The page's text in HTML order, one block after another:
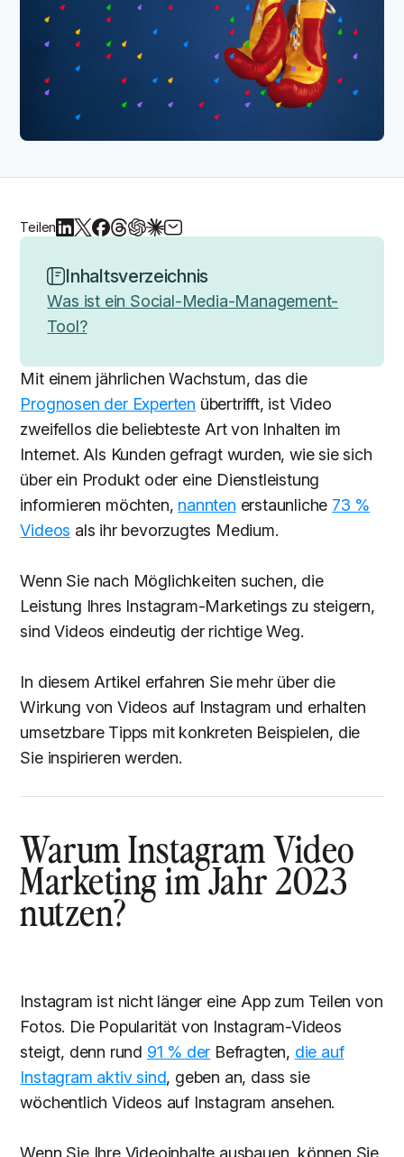
Teilen
Inhaltsverzeichnis
Was ist ein Social-Media-Management-
Tool?
Mit einem jährlichen Wachstum, das die
Prognosen der Experten übertrifft, ist Video
zweifellos die beliebteste Art von Inhalten im
Internet. Als Kunden gefragt wurden, wie sie sich
über ein Produkt oder eine Dienstleistung
informieren möchten, nannten erstaunliche 73 %
Videos als ihr bevorzugtes Medium.
Wenn Sie nach Möglichkeiten suchen, die
Leistung Ihres Instagram-Marketings zu steigern,
sind Videos eindeutig der richtige Weg.
In diesem Artikel erfahren Sie mehr über die
Wirkung von Videos auf Instagram und erhalten
umsetzbare Tipps mit konkreten Beispielen, die
Sie inspirieren werden.
Warum Instagram Video
Marketing im Jahr 2023
nutzen?
Instagram ist nicht länger eine App zum Teilen von
Fotos. Die Popularität von Instagram-Videos
steigt, denn rund 91 % der Befragten, die auf
Instagram aktiv sind, geben an, dass sie
wöchentlich Videos auf Instagram ansehen.
Wenn Sie Ihre Videoinhalte ausbauen, können Sie